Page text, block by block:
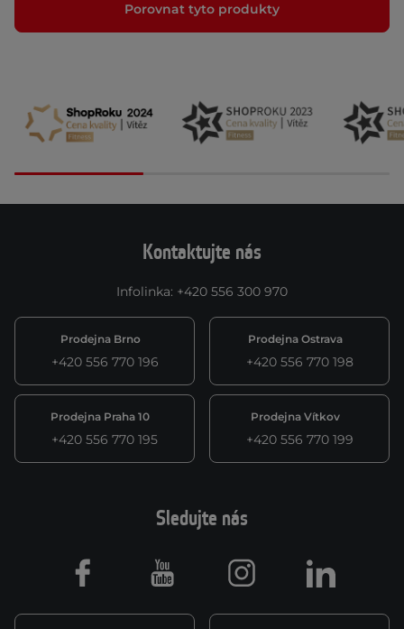
Porovnat tyto produkty
Kontaktujte nás
Infolinka: +420 556 300 970
Prodejna Brno
+420 556 770 196
Prodejna Ostrava
+420 556 770 198
Prodejna Praha 10
+420 556 770 195
Prodejna Vítkov
+420 556 770 199
Sledujte nás
Facebook Youtube Instagram LinkedIn